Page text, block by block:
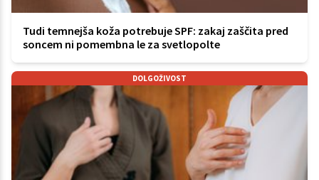
Tudi temnejša koža potrebuje SPF: zakaj zaščita pred
soncem ni pomembna le za svetlopolte
DOLGOŽIVOST